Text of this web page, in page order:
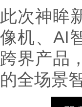
此次神眸
像机、AI
跨界产品
的全场景